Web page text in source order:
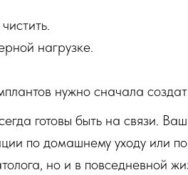
нагрузке.
нужно сначала
готовы быть на связи.
по домашнему уходу или
но и в повседневной